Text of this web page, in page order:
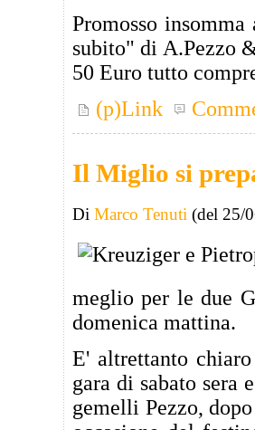
Promosso
subito" di A.Pezzo
50 Euro tutto
(p)Link
Il Miglio si
Di Marco Tenuti (del 25/
meglio per le due
domenica mattina.
E' altrettanto
gara di sabato sera
gemelli Pezzo,